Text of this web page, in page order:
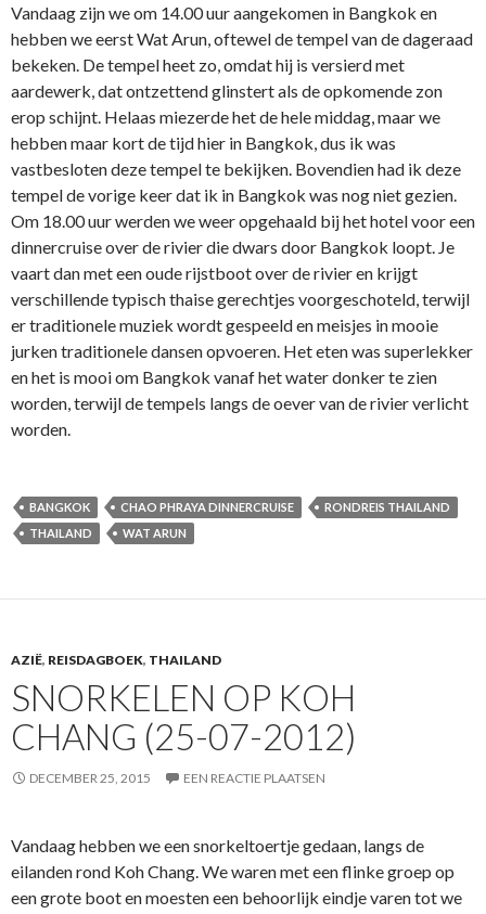
Vandaag zijn we om 14.00 uur aangekomen in Bangkok en
hebben we eerst Wat Arun, oftewel de tempel van de dageraad
bekeken. De tempel heet zo, omdat hij is versierd met
aardewerk, dat ontzettend glinstert als de opkomende zon
erop schijnt. Helaas miezerde het de hele middag, maar we
hebben maar kort de tijd hier in Bangkok, dus ik was
vastbesloten deze tempel te bekijken. Bovendien had ik deze
tempel de vorige keer dat ik in Bangkok was nog niet gezien.
Om 18.00 uur werden we weer opgehaald bij het hotel voor een
dinnercruise over de rivier die dwars door Bangkok loopt. Je
vaart dan met een oude rijstboot over de rivier en krijgt
verschillende typisch thaise gerechtjes voorgeschoteld, terwijl
er traditionele muziek wordt gespeeld en meisjes in mooie
jurken traditionele dansen opvoeren. Het eten was superlekker
en het is mooi om Bangkok vanaf het water donker te zien
worden, terwijl de tempels langs de oever van de rivier verlicht
worden.
BANGKOK CHAO PHRAYA DINNERCRUISE
RONDREIS THAILAND
THAILAND
WAT ARUN
AZIË, REISDAGBOEK, THAILAND
SNORKELEN OP KOH
CHANG (25-07-2012)
DECEMBER 25, 2015 EEN REACTIE PLAATSEN
Vandaag hebben we een snorkeltoertje gedaan, langs de
eilanden rond Koh Chang. We waren met een flinke groep op
een grote boot en moesten een behoorlijk eindje varen tot we